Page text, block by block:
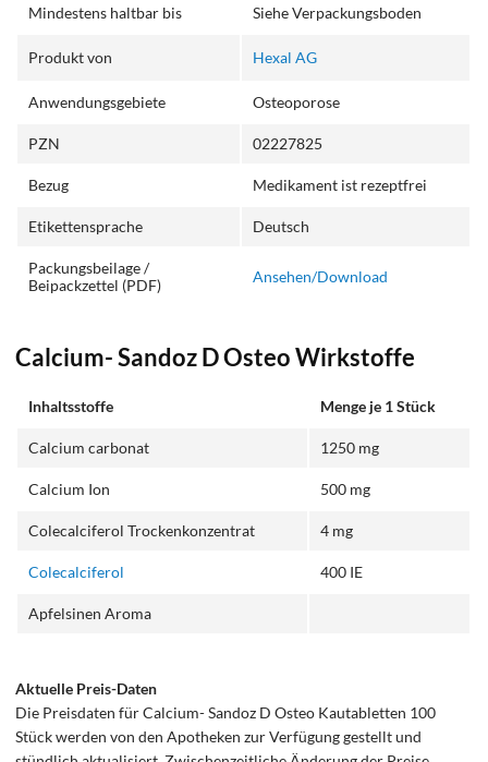
Mindestens haltbar bis Siehe Verpackungsboden
Produkt von Hexal AG
Anwendungsgebiete Osteoporose
PZN 02227825
Bezug Medikament ist rezeptfrei
Etikettensprache Deutsch
Packungsbeilage /
Beipackzettel (PDF)
Ansehen/Download
Calcium- Sandoz D Osteo Wirkstoffe
Inhaltsstoffe Menge je 1 Stück
Calcium carbonat 1250 mg
Calcium Ion 500 mg
Colecalciferol Trockenkonzentrat 4 mg
Colecalciferol 400 IE
Apfelsinen Aroma
Aktuelle Preis-Daten
Die Preisdaten für Calcium- Sandoz D Osteo Kautabletten 100
Stück werden von den Apotheken zur Verfügung gestellt und